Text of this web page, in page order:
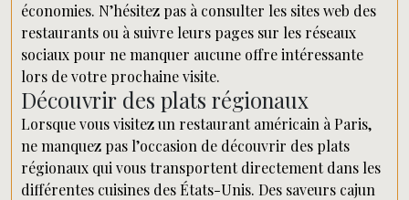
économies. N’hésitez pas à consulter les sites web des
restaurants ou à suivre leurs pages sur les réseaux
sociaux pour ne manquer aucune offre intéressante
lors de votre prochaine visite.
Découvrir des plats régionaux
Lorsque vous visitez un restaurant américain à Paris,
ne manquez pas l’occasion de découvrir des plats
régionaux qui vous transportent directement dans les
différentes cuisines des États-Unis. Des saveurs cajun